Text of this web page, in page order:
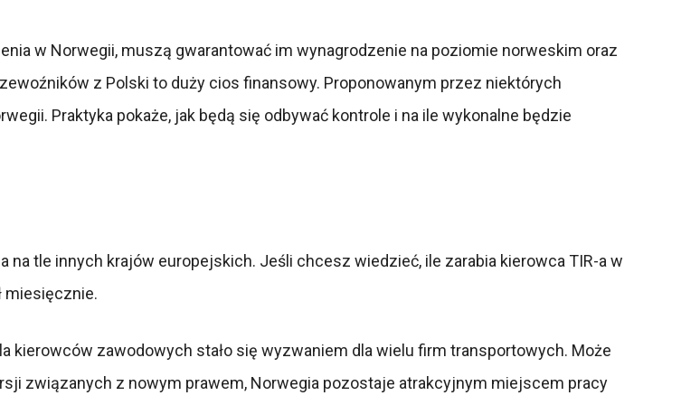
w Norwegii, muszą gwarantować im wynagrodzenie na poziomie norweskim oraz
z Polski to duży cios finansowy. Proponowanym przez niektórych
Praktyka pokaże, jak będą się odbywać kontrole i na ile wykonalne będzie
tle innych krajów europejskich. Jeśli chcesz wiedzieć, ile zarabia kierowca TIR-a w
miesięcznie.
kierowców zawodowych stało się wyzwaniem dla wielu firm transportowych. Może
związanych z nowym prawem, Norwegia pozostaje atrakcyjnym miejscem pracy